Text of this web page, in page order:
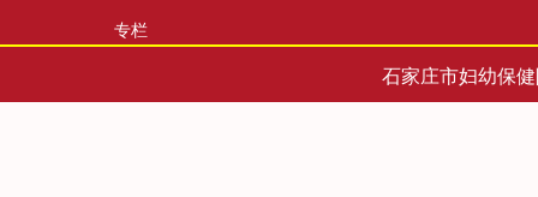
专栏
石家庄市妇幼保